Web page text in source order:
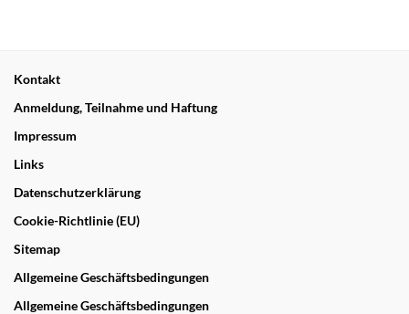
Kontakt
Anmeldung, Teilnahme und Haftung
Impressum
Links
Datenschutzerklärung
Cookie-Richtlinie (EU)
Sitemap
Allgemeine Geschäftsbedingungen
Allgemeine Geschäftsbedingungen